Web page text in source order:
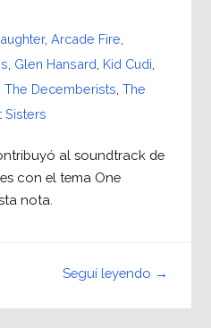
, Arcade Fire
Glen Hansard Kid Cudi
The Decemberists The
Sisters
al soundtrack de
con el tema One
nota.
Seguí leyendo →